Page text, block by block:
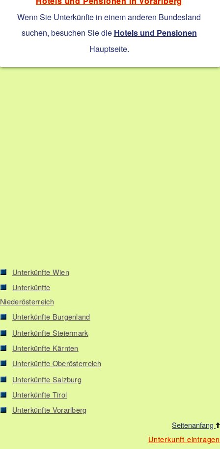
Wenn Sie Unterkünfte in einem anderen Bundesland
suchen, besuchen Sie die Hotels und Pensionen
Hauptseite.
Unterkünfte Wien
Unterkünfte
Niederösterreich
Unterkünfte Burgenland
Unterkünfte Steiermark
Unterkünfte Kärnten
Unterkünfte Oberösterreich
Unterkünfte Salzburg
Unterkünfte Tirol
Unterkünfte Vorarlberg
Seitenanfang
Unterkunft eintragen